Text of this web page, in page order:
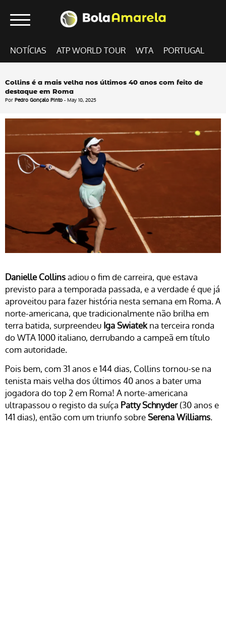
NOTÍCIAS ATP WORLD TOUR WTA PORTUGAL
Collins é a mais velha nos últimos 40 anos com feito de
destaque em Roma
Por Pedro Gonçalo Pinto - May 10, 2025
Danielle Collinsadiou o fim de carreira, que estava
previsto para a temporada passada, e a verdade é que já
aproveitou para fazer história nesta semana em Roma. A
norte-americana, que tradicionalmente não brilha em
terra batida, surpreendeu Iga Swiatekna terceira ronda
do WTA 1000 italiano, derrubando a campeã em título
com autoridade.
Pois bem, com 31 anos e 144 dias, Collins tornou-se na
tenista mais velha dos últimos 40 anos a bater uma
jogadora do top 2 em Roma! A norte-americana
ultrapassou o registo da suíça Patty Schnyder(30 anos e
141 dias), então com um triunfo sobreSerena Williams.